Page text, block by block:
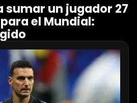
sumar un jugador 27
el Mundial: